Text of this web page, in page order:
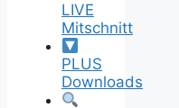
LIVE
Mitschnitt
PLUS
Downloads